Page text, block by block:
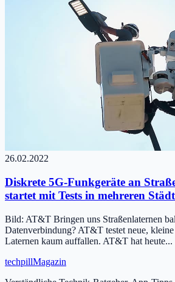
26.02.2022
Diskrete 5G-Funkgeräte an
startet mit Tests in mehreren
Bild: AT&T Bringen uns Straßenlaternen
Datenverbindung? AT&T testet neue,
Laternen kaum auffallen. AT&T hat heute...
techpillMagazin